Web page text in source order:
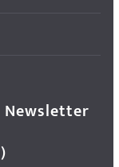
Newsletter